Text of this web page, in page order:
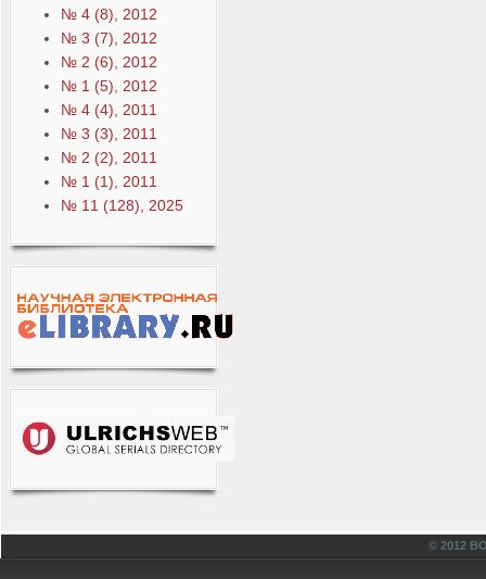
№ 4 (8), 2012
№ 3 (7), 2012
№ 2 (6), 2012
№ 1 (5), 2012
№ 4 (4), 2011
№ 3 (3), 2011
№ 2 (2), 2011
№ 1 (1), 2011
№ 11 (128), 2025
© 2012